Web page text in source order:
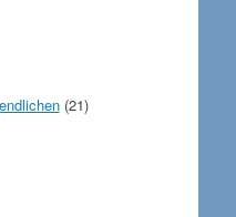
(21)